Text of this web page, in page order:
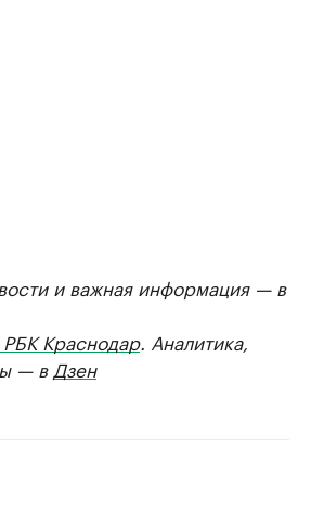
и важная информация — в
Краснодар. Аналитика,
— в Дзен